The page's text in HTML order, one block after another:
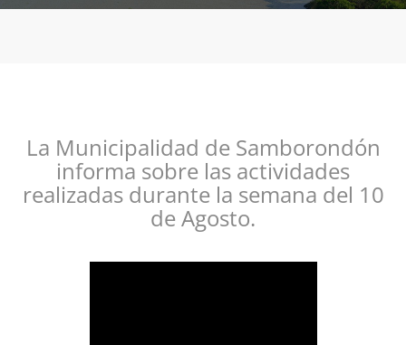
La Municipalidad de Samborondón
informa sobre las actividades
realizadas durante la semana del 10
de Agosto.